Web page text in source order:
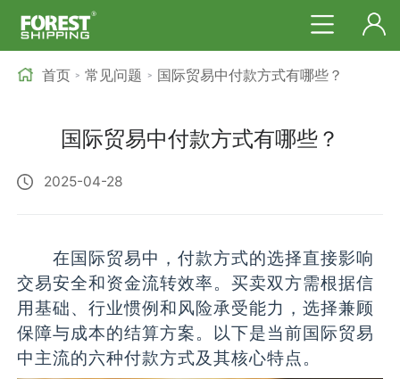
首页 > 常见问题 > 国际贸易中付款方式有哪些？
国际贸易中付款方式有哪些？
2025-04-28
在国际贸易中，付款方式的选择直接影响
交易安全和资金流转效率。买卖双方需根据信
用基础、行业惯例和风险承受能力，选择兼顾
保障与成本的结算方案。以下是当前国际贸易
中主流的六种付款方式及其核心特点。